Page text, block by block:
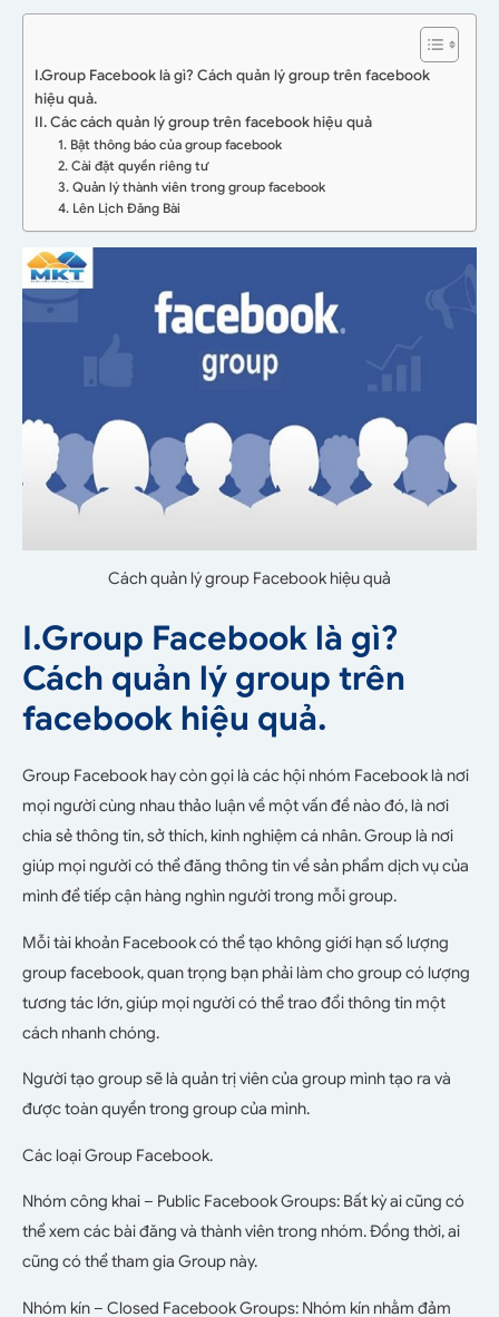
I.Group Facebook là gì? Cách quản lý group trên facebook
hiệu quả.
II. Các cách quản lý group trên facebook hiệu quả
1. Bật thông báo của group facebook
2. Cài đặt quyền riêng tư
3. Quản lý thành viên trong group facebook
4. Lên Lịch Đăng Bài
Cách quản lý group Facebook hiệu quả
I.Group Facebook là gì?
Cách quản lý group trên
facebook hiệu quả.
Group Facebook hay còn gọi là các hội nhóm Facebook là nơi
mọi người cùng nhau thảo luận về một vấn đề nào đó, là nơi
chia sẻ thông tin, sở thích, kinh nghiệm cá nhân. Group là nơi
giúp mọi người có thể đăng thông tin về sản phẩm dịch vụ của
mình để tiếp cận hàng nghìn người trong mỗi group.
Mỗi tài khoản Facebook có thể tạo không giới hạn số lượng
group facebook, quan trọng bạn phải làm cho group có lượng
tương tác lớn, giúp mọi người có thể trao đổi thông tin một
cách nhanh chóng.
Người tạo group sẽ là quản trị viên của group mình tạo ra và
được toàn quyền trong group của mình.
Các loại Group Facebook.
Nhóm công khai – Public Facebook Groups: Bất kỳ ai cũng có
thể xem các bài đăng và thành viên trong nhóm. Đồng thời, ai
cũng có thể tham gia Group này.
Nhóm kín – Closed Facebook Groups: Nhóm kín nhằm đảm